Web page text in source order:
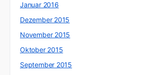
Januar 2016
Dezember 2015
November 2015
Oktober 2015
September 2015